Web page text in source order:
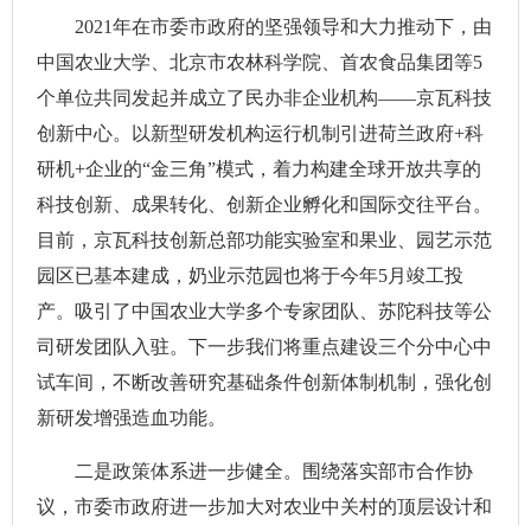
2021年在市委市政府的坚强领导和大力推动下，由
中国农业大学、北京市农林科学院、首农食品集团等5
个单位共同发起并成立了民办非企业机构——京瓦科技
创新中心。以新型研发机构运行机制引进荷兰政府+科
研机+企业的“金三角”模式，着力构建全球开放共享的
科技创新、成果转化、创新企业孵化和国际交往平台。
目前，京瓦科技创新总部功能实验室和果业、园艺示范
园区已基本建成，奶业示范园也将于今年5月竣工投
产。吸引了中国农业大学多个专家团队、苏陀科技等公
司研发团队入驻。下一步我们将重点建设三个分中心中
试车间，不断改善研究基础条件创新体制机制，强化创
新研发增强造血功能。
二是政策体系进一步健全。围绕落实部市合作协
议，市委市政府进一步加大对农业中关村的顶层设计和